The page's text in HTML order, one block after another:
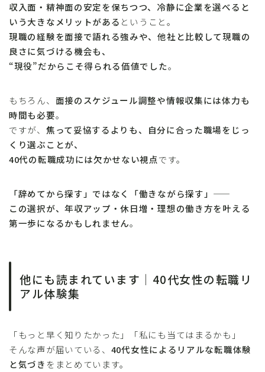
収入面・精神面の安定を保ちつつ、冷静に企業を選べると
いう大きなメリットがある ということ。
現職の経験を面接で語れる強みや、他社と比較して現職の
良さに気づける機会も、
“現役”だからこそ得られる価値でした。
もちろん、 面接のスケジュール調整や情報収集には体力も
時間も必要。
ですが、 焦って妥協するよりも、自分に合った職場をじっ
くり選ぶことが、
40代の転職成功には欠かせない視点です。
「辞めてから探す」ではなく「働きながら探す」——
この選択が、年収アップ・休日増・理想の働き方を叶える
第一歩になるかもしれません。
他にも読まれています｜40代女性の転職リ
アル体験集
「もっと早く知りたかった」「私にも当てはまるかも」
そんな声が届いている、 40代女性によるリアルな転職体験
と気づき をまとめています。